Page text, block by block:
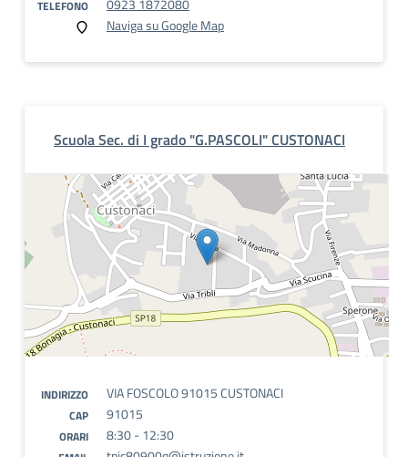
TELEFONO
0923 1872080
Naviga su Google Map
Scuola Sec. di I grado "G.PASCOLI" CUSTONACI
INDIRIZZO VIA FOSCOLO 91015 CUSTONACI
CAP 91015
ORARI 8:30 - 12:30